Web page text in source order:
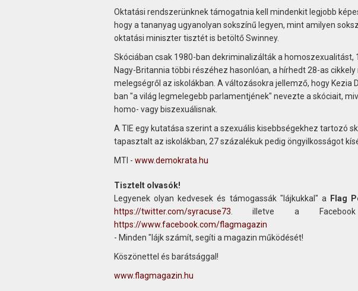
Oktatási rendszerünknek támogatnia kell mindenkit legjobb
hogy a tananyag ugyanolyan sokszínű legyen, mint amilyen
oktatási miniszter tisztét is betöltő Swinney.
Skóciában csak 1980-ban dekriminalizálták a homoszexualitást,
Nagy-Britannia többi részéhez hasonlóan, a hírhedt 28-as
melegségről az iskolákban. A változásokra jellemző, hogy Kezia
ban "a világ legmelegebb parlamentjének" nevezte a skóciait,
homo- vagy biszexuálisnak.
A TIE egy kutatása szerint a szexuális kisebbségekhez tartozó
tapasztalt az iskolákban, 27 százalékuk pedig öngyilkosságot
MTI - www.demokrata.hu
Tisztelt olvasók!
Legyenek olyan kedvesek és támogassák "lájkukkal" a
Flag
https://twitter.com/syracuse73 . illetve a
https://www.facebook.com/flagmagazin
- Minden "lájk számít, segíti a magazin működését!
Köszönettel és barátsággal!
www.flagmagazin.hu